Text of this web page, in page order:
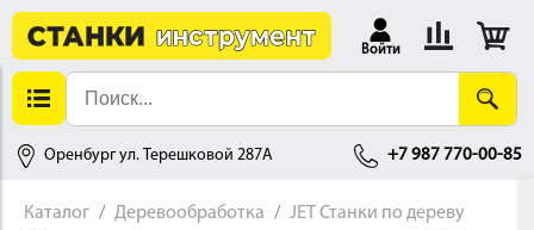
Войти
Оренбург ул. Терешковой 287А +7 987 770-00-85
Каталог Деревообработка JET Станки по дереву